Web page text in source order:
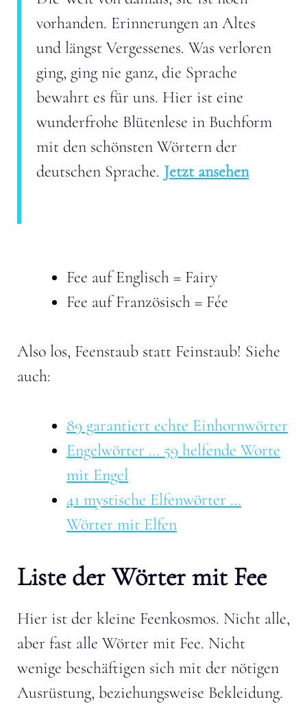
vorhanden. Erinnerungen an Altes
und längst Vergessenes. Was verloren
ging, ging nie ganz, die Sprache
bewahrt es für uns. Hier ist eine
wunderfrohe Blütenlese in Buchform
mit den schönsten Wörtern der
deutschen Sprache. Jetzt ansehen
Fee auf Englisch = Fairy
Fee auf Französisch = Fée
Also los, Feenstaub statt Feinstaub! Siehe
auch:
89 garantiert echte Einhornwörter
Engelwörter … 59 helfende Worte
mit Engel
41 mystische Elfenwörter …
Wörter mit Elfen
Liste der Wörter mit Fee
Hier ist der kleine Feenkosmos. Nicht alle,
aber fast alle Wörter mit Fee. Nicht
wenige beschäftigen sich mit der nötigen
Ausrüstung, beziehungsweise Bekleidung.